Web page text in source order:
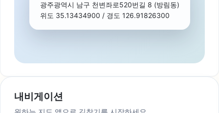
광주광역시 남구 천변좌로520번길 8 (방림동)
위도 35.13434900 / 경도 126.91826300
내비게이션